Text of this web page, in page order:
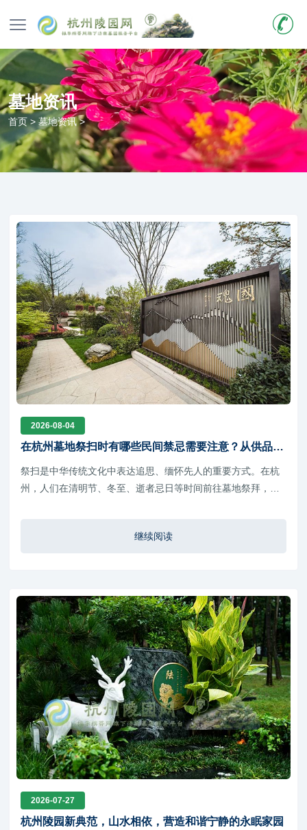
墓地资讯
首页 > 墓地资讯>
2026-08-04
在杭州墓地祭扫时有哪些民间禁忌需要注意？从供品选
择到祭拜时辰的传统讲究
祭扫是中华传统文化中表达追思、缅怀先人的重要方式。在杭
州，人们在清明节、冬至、逝者忌日等时间前往墓地祭拜，通
继续阅读
2026-07-27
杭州陵园新典范，山水相依，营造和谐宁静的永眠家园